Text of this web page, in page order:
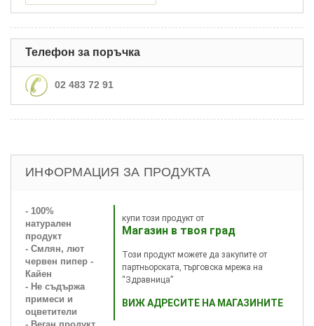
Телефон за поръчка
02 483 72 91
ИНФОРМАЦИЯ ЗА ПРОДУКТА
купи този продукт от
Магазин в твоя град
Този продукт можете да закупите от
партньорската, търговска мрежа на
“Здравница”
ВИЖ АДРЕСИТЕ НА МАГАЗИНИТЕ
- 100%
натурален
продукт
- Смлян, лют
червен пипер -
Кайен
- Не съдържа
примеси и
оцветители